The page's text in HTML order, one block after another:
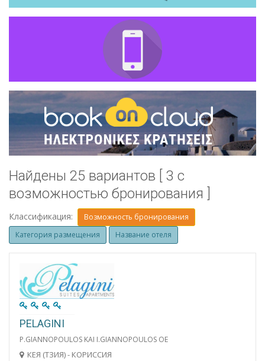
Найдены 25 вариантов [ 3 с
возможностью бронирования ]
Классификация:
Возможность бронирования
Категория размещения
Название отеля
PELAGINI
P.GIANNOPOULOS KAI I.GIANNOPOULOS OE
КЕЯ (ТЗИЯ) - КОРИССИЯ